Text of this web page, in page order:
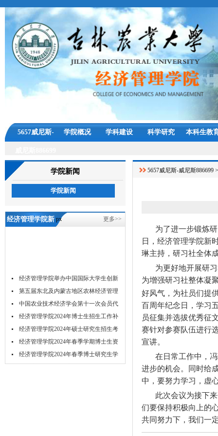
5657威尼斯- 学院概况 学科建设 科学研究 本科生教
学院新闻
学院新闻
px
经济管理学院新 更多>>
经济管理学院举办中国国际大学生创新
大...
第五届东北及内蒙古地区农林经济管理
学...
中国农业技术经济学会第十一次会员代
表...
经济管理学院2024年博士生招生工作补
充...
经济管理学院2024年硕士研究生招生考
试...
经济管理学院2024年春季学期博士生资
格...
经济管理学院2024年春季博士研究生学
5657威尼斯-威尼斯886699
为了进一步锻炼
日，经济管理学院新
琳主持，研习社全体
为更好地开展研
为增强研习社整体凝
好风气，为社员们提
百周年纪念日，学习
员征集并选拔优秀征
赛针对参赛队伍进行
宣讲。
在日常工作中，
进步的机会。同时给
中，要努力学习，虚
此次会议为接下
们要保持积极向上的
共同努力下，我们一